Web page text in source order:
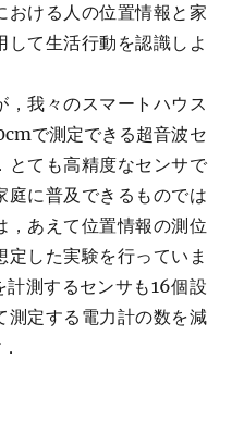
おける人の位置情報と家
て生活行動を認識しよ
，我々のスマートハウス
で測定できる超音波セ
とても高精度なセンサで
庭に普及できるものでは
，あえて位置情報の測位
した実験を行っていま
測するセンサも16個設
測定する電力計の数を減